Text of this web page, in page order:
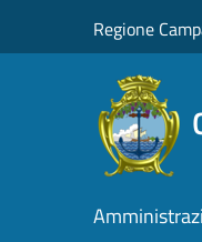
Regione